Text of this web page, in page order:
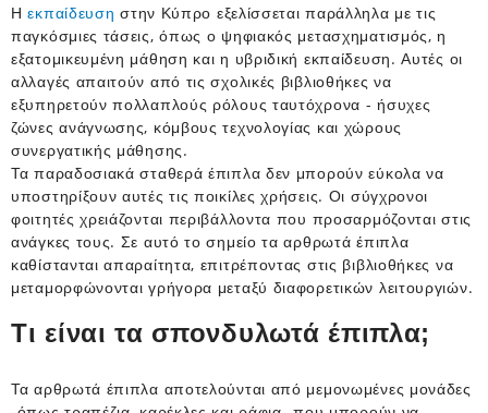
Ηεκπαίδευση στην Κύπρο εξελίσσεται παράλληλα με τις
παγκόσμιες τάσεις, όπως ο ψηφιακός μετασχηματισμός, η
εξατομικευμένη μάθηση και η υβριδική εκπαίδευση. Αυτές οι
αλλαγές απαιτούν από τις σχολικές βιβλιοθήκες να
εξυπηρετούν πολλαπλούς ρόλους ταυτόχρονα - ήσυχες
ζώνες ανάγνωσης, κόμβους τεχνολογίας και χώρους
συνεργατικής μάθησης.
Τα παραδοσιακά σταθερά έπιπλα δεν μπορούν εύκολα να
υποστηρίξουν αυτές τις ποικίλες χρήσεις. Οι σύγχρονοι
φοιτητές χρειάζονται περιβάλλοντα που προσαρμόζονται στις
ανάγκες τους. Σε αυτό το σημείο τα αρθρωτά έπιπλα
καθίστανται απαραίτητα, επιτρέποντας στις βιβλιοθήκες να
μεταμορφώνονται γρήγορα μεταξύ διαφορετικών λειτουργιών.
Τι είναι τα σπονδυλωτά έπιπλα;
Τα αρθρωτά έπιπλα αποτελούνται από μεμονωμένες μονάδες